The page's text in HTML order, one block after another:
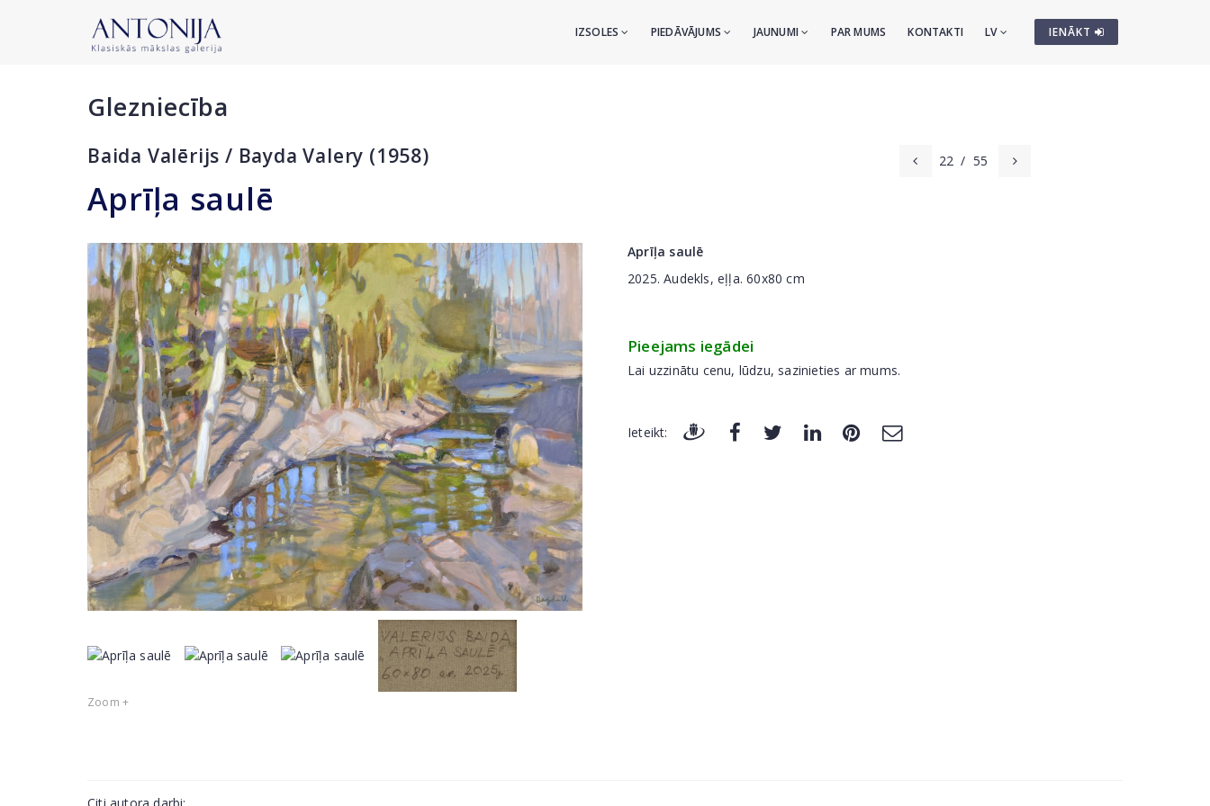
IENĀKT
IZSOLES PIEDĀVĀJUMS JAUNUMI PAR MUMS KONTAKTI LV
Glezniecība
Baida Valērijs / Bayda Valery (1958) 22 / 55
Aprīļa saulē
Zoom +
Aprīļa saulē
2025. Audekls, eļļa. 60x80 cm
Pieejams iegādei
Lai uzzinātu cenu, lūdzu, sazinieties ar mums.
Ieteikt: